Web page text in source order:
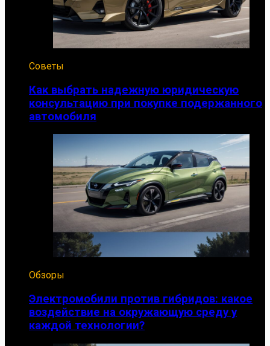
Советы
Как выбрать надежную юридическую
консультацию при покупке подержанного
автомобиля
Обзоры
Электромобили против гибридов: какое
воздействие на окружающую среду у
каждой технологии?